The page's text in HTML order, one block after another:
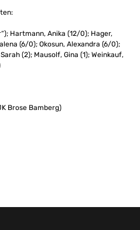
Hartmann, Anika (12/0); Hager,
(6/0); Okosun, Alexandra (6/0);
(2); Mausolf, Gina (1); Weinkauf,
Brose Bamberg)